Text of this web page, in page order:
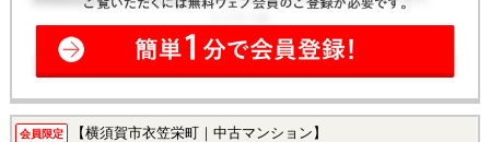
会員限定 【横須賀市衣笠栄町｜中古マンション】